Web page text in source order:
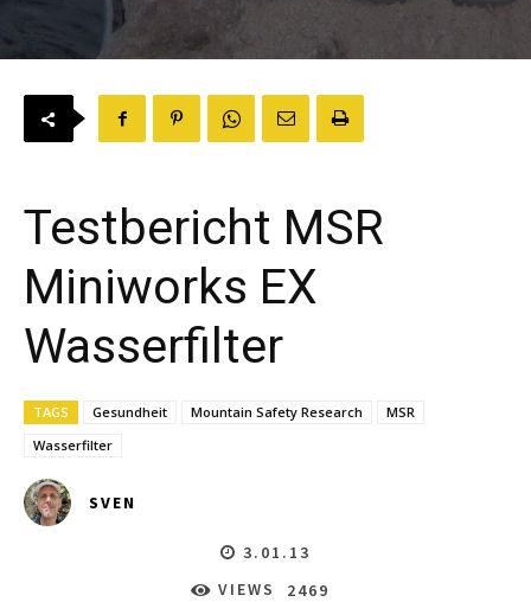
Testbericht MSR
Miniworks EX
Wasserfilter
TAGS Gesundheit Mountain Safety Research
MSR
Wasserfilter
SVEN
3.01.13
VIEWS
2469